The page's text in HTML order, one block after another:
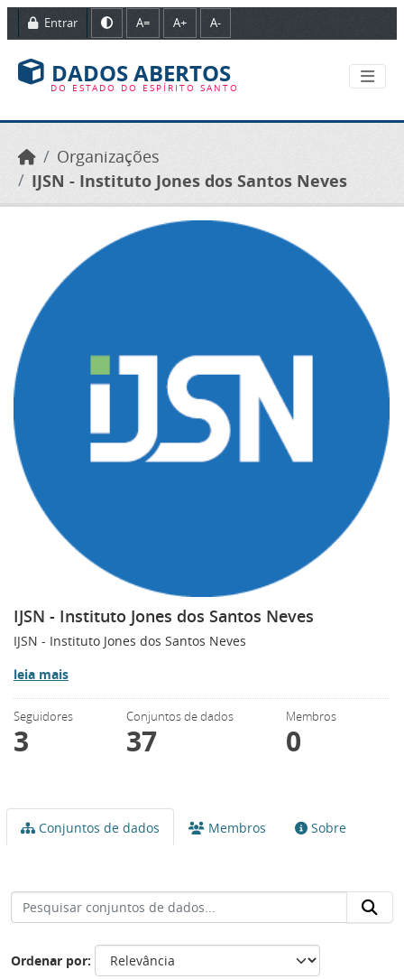
Ir para o conteúdo principal
Entrar A= A+ A-
DADOS ABERTOS
DO ESTADO DO ESPÍRITO SANTO
Organizações
IJSN - Instituto Jones dos Santos Neves
IJSN - Instituto Jones dos Santos Neves
IJSN - Instituto Jones dos Santos Neves
leia mais
Seguidores
3
Conjuntos de dados
37
Membros
0
Conjuntos de dados Membros Sobre
Ordenar por